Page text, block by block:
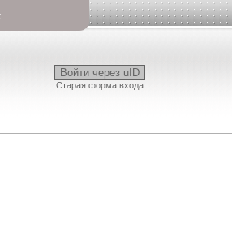
Войти через uID
Старая форма входа